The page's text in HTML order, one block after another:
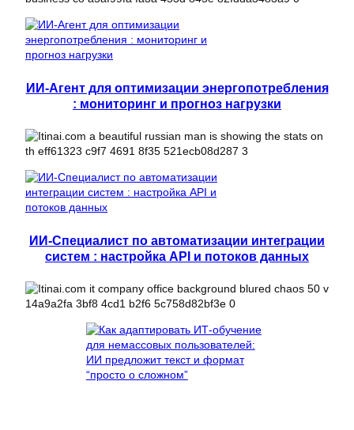
ИИ-Агент для оптимизации энергопотребления
: мониторинг и прогноз нагрузки
ИИ-Специалист по автоматизации интеграции
систем : настройка API и потоков данных